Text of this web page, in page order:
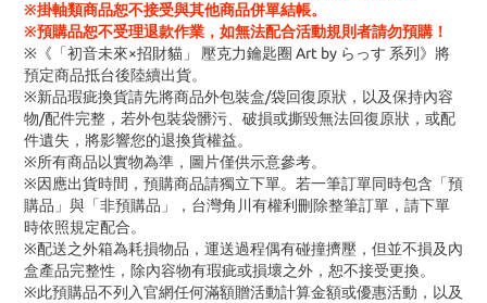
※掛軸類商品恕不接受與其他商品併單結帳。
※預購品恕不受理退款作業，如無法配合活動規則者請勿預購！
※《「初音未來×招財貓」 壓克力鑰匙圈 Art by らっす 系列》將
預定商品抵台後陸續出貨。
※新品瑕疵換貨請先將商品外包裝盒/袋回復原狀，以及保持內容
物/配件完整，若外包裝袋髒污、破損或撕毀無法回復原狀，或配
件遺失，將影響您的退換貨權益。
※所有商品以實物為準，圖片僅供示意參考。
※因應出貨時間，預購商品請獨立下單。若一筆訂單同時包含「預
購品」與「非預購品」，台灣角川有權利刪除整筆訂單，請下單
時依照規定配合。
※配送之外箱為耗損物品，運送過程偶有碰撞擠壓，但並不損及內
盒產品完整性，除內容物有瑕疵或損壞之外，恕不接受更換。
※此預購品不列入官網任何滿額贈活動計算金額或優惠活動，以及